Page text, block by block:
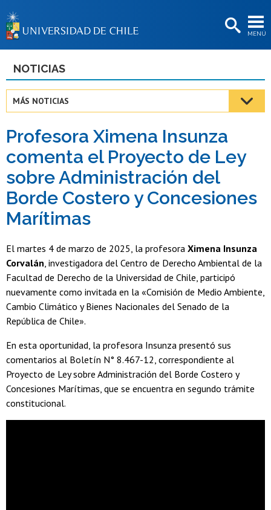
MENÚ
BIBLIOTECAS
Estudiantes
Académicas/os
Funcionarias/os
Egresadas/os
NOTICIAS
MÁS NOTICIAS
Profesora Ximena Insunza
comenta el Proyecto de Ley
sobre Administración del
Borde Costero y Concesiones
Marítimas
El martes 4 de marzo de 2025, la profesora Ximena Insunza
Corvalán, investigadora del Centro de Derecho Ambiental de la
Facultad de Derecho de la Universidad de Chile, participó
nuevamente como invitada en la «Comisión de Medio Ambiente,
Cambio Climático y Bienes Nacionales del Senado de la
República de Chile».
En esta oportunidad, la profesora Insunza presentó sus
comentarios al Boletín N° 8.467-12, correspondiente al
Proyecto de Ley sobre Administración del Borde Costero y
Concesiones Marítimas, que se encuentra en segundo trámite
constitucional.